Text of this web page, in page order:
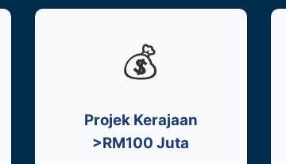
💰
Projek Kerajaan
>RM100 Juta